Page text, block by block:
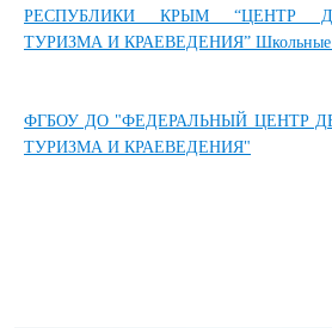
РЕСПУБЛИКИ КРЫМ “ЦЕНТР
ТУРИЗМА И КРАЕВЕДЕНИЯ” Школьные
ФГБОУ ДО "ФЕДЕРАЛЬНЫЙ ЦЕНТР
ТУРИЗМА И КРАЕВЕДЕНИЯ"